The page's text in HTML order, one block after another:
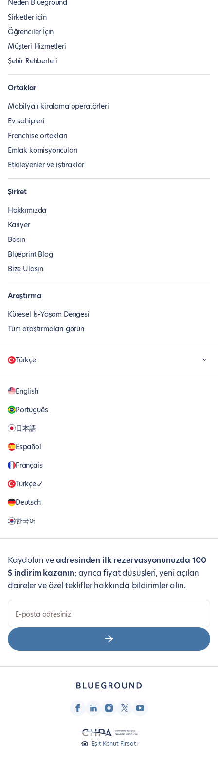
Neden Blueground
Şirketler için
Öğrenciler İçin
Müşteri Hizmetleri
Şehir Rehberleri
Ortaklar
Mobilyalı kiralama operatörleri
Ev sahipleri
Franchise ortakları
Emlak komisyoncuları
Etkileyenler ve iştirakler
Şirket
Hakkımızda
Kariyer
Basın
Blueprint Blog
Bize Ulaşın
Araştırma
Küresel İş-Yaşam Dengesi
Tüm araştırmaları görün
Türkçe
English
Português
日本語
Español
Français
Türkçe
Deutsch
한국어
Kaydolun veadresinden ilk rezervasyonunuzda 100
$ indirim kazanın; ayrıca fiyat düşüşleri, yeni açılan
daireler ve özel teklifler hakkında bildirimler alın.
E-posta adresiniz
Eşit Konut Fırsatı